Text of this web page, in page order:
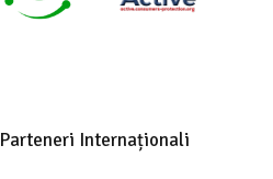
Parteneri Internaționali